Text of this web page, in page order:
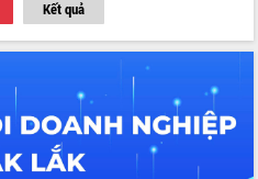
Kết quả